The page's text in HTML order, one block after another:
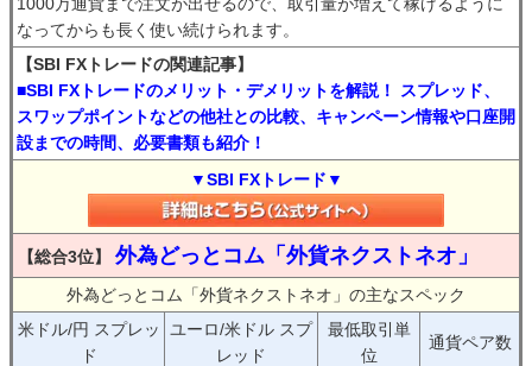
なってからも長く使い続けられます。
【SBI FXトレードの関連記事】
■SBI FXトレードのメリット・デメリットを解説！ スプレッド、
スワップポイントなどの他社との比較、キャンペーン情報や口座開
設までの時間、必要書類も紹介！
▼SBI FXトレード▼
【総合3位】 外為どっとコム「外貨ネクストネオ」
外為どっとコム「外貨ネクストネオ」の主なスペック
米ドル/円 スプレッ
ド
ユーロ/米ドル スプ
レッド
最低取引単
位
通貨ペア数